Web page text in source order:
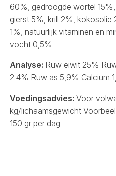
60%, gedroogde wortel
gierst 5%, krill 2%, kokosolie
1%, natuurlijk vitaminen en
vocht 0,5%
Analyse: Ruw eiwit 25%
2.4% Ruw as 5,9% Calcium
Voedingsadvies: Voor
kg/lichaamsgewicht
150 gr per dag